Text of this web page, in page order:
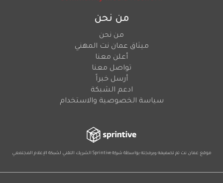
من نحن
من نحن
ميثاق عمان نت المهني
أعلن معنا
تواصل معنا
أرسل خبراً
ادعم الشبكة
سياسة الخصوصية والاستخدام
موقع عمان نت تم تصميمه وبرمجته بواسطة شركةSprintive الشريك التقني لشبكة الإعلام المجتمعي